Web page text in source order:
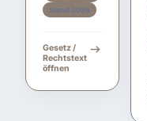
Stand 2026
Gesetz /
Rechtstext
öffnen